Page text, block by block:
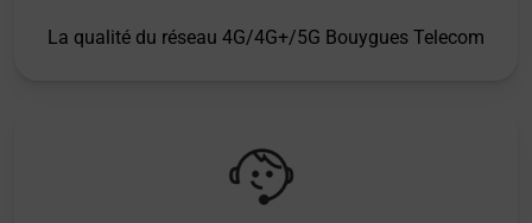
La qualité du réseau 4G/4G+/5G Bouygues Telecom